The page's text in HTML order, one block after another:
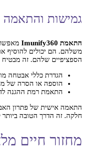
גמישות והתאמה
התאמת Imunify360
משלהם. הם יכולים להוסיף
הספציפיים שלהם. זה מבטיח
הגדרת כללי אבטחה
הוספה או הסרה של
התאמת רמת ההגנה
התאמה אישית של פתרון
חלקה. זה הדרך הטובה ביותר
מחזור חיים